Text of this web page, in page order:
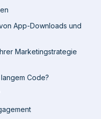
App-Downloads und
Marketingstrategie
Code?